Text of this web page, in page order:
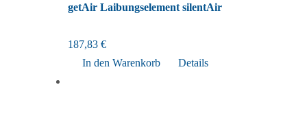
getAir Laibungselement silentAir
187,83€
In den Warenkorb
Details